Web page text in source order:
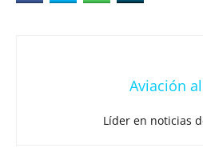
Aviación
Líder en noticias